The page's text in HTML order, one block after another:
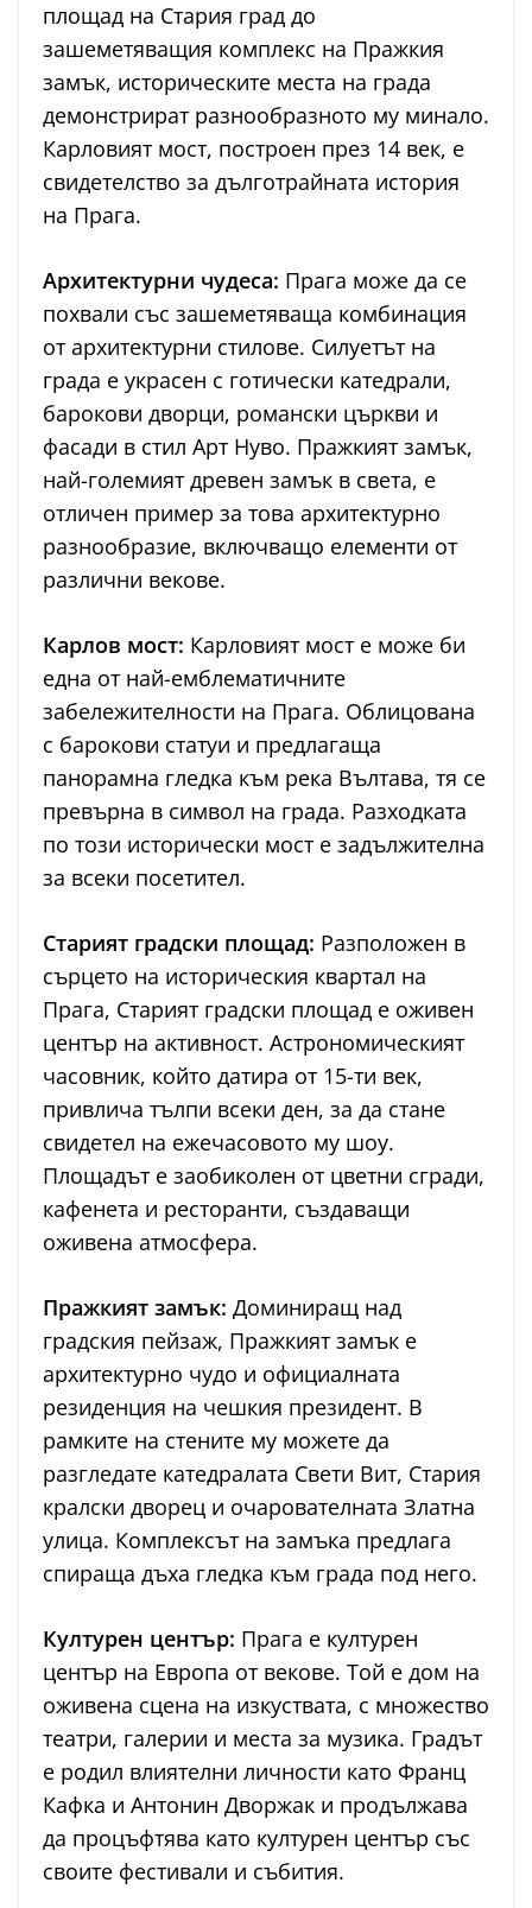
площад на Стария град до
зашеметяващия комплекс на Пражкия
замък, историческите места на града
демонстрират разнообразното му минало.
Карловият мост, построен през 14 век, е
свидетелство за дълготрайната история
на Прага.
Архитектурни чудеса: Прага може да се
похвали със зашеметяваща комбинация
от архитектурни стилове. Силуетът на
града е украсен с готически катедрали,
барокови дворци, романски църкви и
фасади в стил Арт Нуво. Пражкият замък,
най-големият древен замък в света, е
отличен пример за това архитектурно
разнообразие, включващо елементи от
различни векове.
Карлов мост: Карловият мост е може би
една от най-емблематичните
забележителности на Прага. Облицована
с барокови статуи и предлагаща
панорамна гледка към река Вълтава, тя се
превърна в символ на града. Разходката
по този исторически мост е задължителна
за всеки посетител.
Старият градски площад: Разположен в
сърцето на историческия квартал на
Прага, Старият градски площад е оживен
център на активност. Астрономическият
часовник, който датира от 15-ти век,
привлича тълпи всеки ден, за да стане
свидетел на ежечасовото му шоу.
Площадът е заобиколен от цветни сгради,
кафенета и ресторанти, създаващи
оживена атмосфера.
Пражкият замък: Доминиращ над
градския пейзаж, Пражкият замък е
архитектурно чудо и официалната
резиденция на чешкия президент. В
рамките на стените му можете да
разгледате катедралата Свети Вит, Стария
кралски дворец и очарователната Златна
улица. Комплексът на замъка предлага
спираща дъха гледка към града под него.
Културен център: Прага е културен
център на Европа от векове. Той е дом на
оживена сцена на изкуствата, с множество
театри, галерии и места за музика. Градът
е родил влиятелни личности като Франц
Кафка и Антонин Дворжак и продължава
да процъфтява като културен център със
своите фестивали и събития.